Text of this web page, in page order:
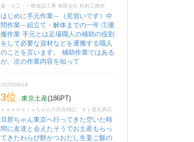
鳶・土工・一般仮設工事 有限会社 松村工務所
はじめに手元作業～（見習いです）中
間作業～組立て・解体までの一年 ①運
搬作業 手元とは足場職人の補助の役割
をして必要な資材などを運搬する職人
のことを言います。 補助作業ではある
が、次の作業内容を知って
2025/09/19
3位 東京土産(186PT)
ｎａｏｍａｒｕちゃんの田舎雑記 ｂｙ直丸商店
旦那ちゃん東京へ行ってきた空いた時
間に友達と会えたそうでお土産もらっ
てきたわらび餅かつおだし生姜ご飯の